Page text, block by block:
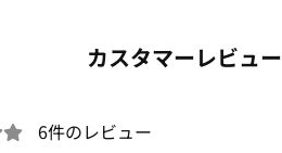
カスタマーレビュー
6件のレビュー